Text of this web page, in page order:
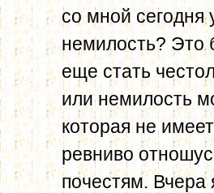
со мной сегодня
немилость? Это
еще стать
или немилость
которая не
ревниво
почестям.